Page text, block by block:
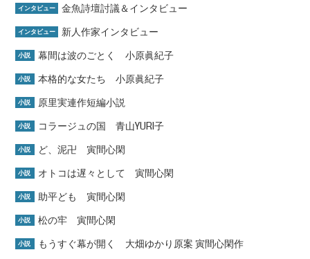
インタビュー 金魚詩壇討議＆インタビュー
インタビュー 新人作家インタビュー
小説 幕間は波のごとく 小原眞紀子
小説 本格的な女たち 小原眞紀子
小説 原里実連作短編小説
小説 コラージュの国 青山YURI子
小説 ど、泥卍 寅間心閑
小説 オトコは遅々として 寅間心閑
小説 助平ども 寅間心閑
小説 松の牢 寅間心閑
小説 もうすぐ幕が開く 大畑ゆかり原案 寅間心閑作